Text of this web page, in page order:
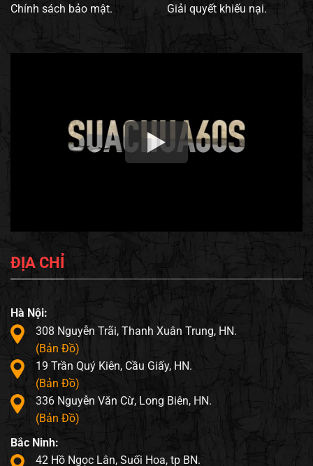
Chính sách bảo mật. Giải quyết khiếu nại.
ĐỊA CHỈ
Hà Nội:
308 Nguyễn Trãi, Thanh Xuân Trung, HN.
(Bản Đồ)
19 Trần Quý Kiên, Cầu Giấy, HN.
(Bản Đồ)
336 Nguyễn Văn Cừ, Long Biên, HN.
(Bản Đồ)
Bắc Ninh:
42 Hồ Ngọc Lân, Suối Hoa, tp BN.